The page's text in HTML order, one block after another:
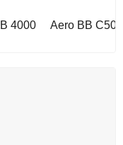
4000 Aero BB